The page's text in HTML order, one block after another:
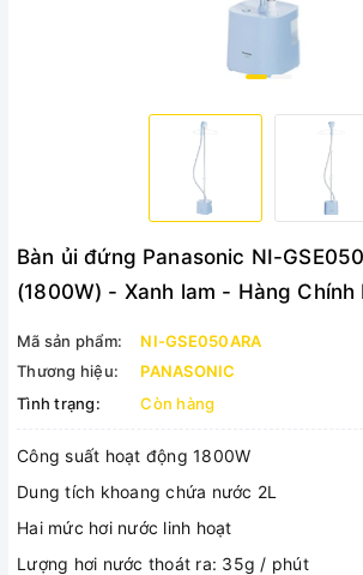
Bàn ủi đứng Panasonic NI-
(1800W) - Xanh lam - Hàng Chính
Mã sản phẩm:
NI-GSE050ARA
Thương hiệu:
PANASONIC
Tình trạng:
Còn hàng
Công suất hoạt động 1800W
Dung tích khoang chứa nước 2L
Hai mức hơi nước linh hoạt
Lượng hơi nước thoát ra: 35g / phút